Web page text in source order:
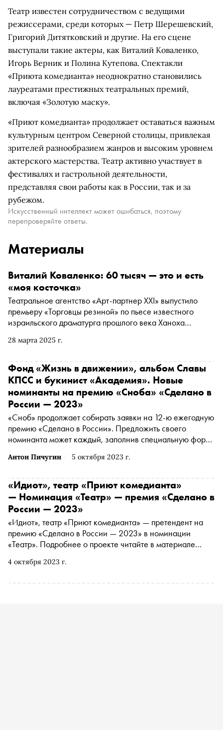
Театр известен сотрудничеством с ведущими
режиссерами, среди которых — Петр Шерешевский,
Григорий Дитятковский и другие. На его сцене
выступали такие актеры, как Виталий Коваленко,
Игорь Верник и Полина Кутепова. Спектакли
«Приюта комедианта» неоднократно становились
лауреатами престижных театральных премий,
включая «Золотую маску».
«Приют комедианта» продолжает оставаться важным
культурным центром Северной столицы, привлекая
зрителей разнообразием жанров и высоким уровнем
актерского мастерства. Театр активно участвует в
фестивалях и гастрольной деятельности,
представляя свои работы как в России, так и за
рубежом.
Искусственный интеллект может ошибаться, поэтому
перепроверяйте ответы.
Материалы
28 марта 2025 г.
Виталий Коваленко: 60 тысяч — это и есть
«моя косточка»
Театральное агентство «Арт-партнер XXI» выпустило
премьеру «Торговцы резиной» по пьесе известного
израильского драматурга прошлого века Ханоха
МТЮЗа блестящую команду: трех персонажей играют
История о неудавшейся продаже десяти тысяч пачек
презервативов из фарса с шутками на грани фола
превращается в щемящий рассказ об одиночестве и
несбывшихся мечтах. «Сноб» поговорил с Виталием
Коваленко о его роли, о том, почему деньги становятся
не просто наследством, а лакомой «косточкой», которую
невозможно отпустить, а еще о том, как играть любовь,
чтобы зритель поверил, и как меняется восприятие
театра с годами
Антон Пичугин 5 октября 2023 г.
Фонд «Жизнь в движении», альбом Славы
КПСС и букинист «Академия». Новые
номинанты на премию «Сноба» «Сделано в
России — 2023»
«Сноб» продолжает собирать заявки на 12-ю ежегодную
премию «Сделано в России». Предложить своего
номинанта может каждый, заполнив специальную форму
номинантах за прошедшую неделю
4 октября 2023 г.
«Идиот», театр «Приют комедианта»
— Номинация «Театр» — премия «Сделано в
России — 2023»
«Идиот», театр «Приют комедианта» — претендент на
премию «Сделано в России — 2023» в номинации
«Театр». Подробнее о проекте читайте в материале
Premium&Private». Технологический партнер —